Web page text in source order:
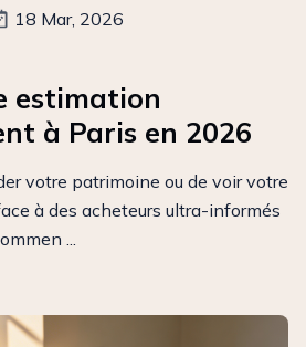
18 Mar, 2026
estimation
à Paris en 2026
votre patrimoine ou de voir votre
à des acheteurs ultra-informés
...